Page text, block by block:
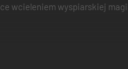
wcieleniem wyspiarskiej